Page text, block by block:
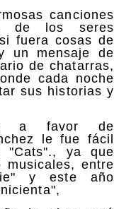
canciones
de los seres
fuera cosas de
un mensaje de
de chatarras,
cada noche
sus historias y
a favor de
le fue fácil
"Cats"., ya que
entre
y este año